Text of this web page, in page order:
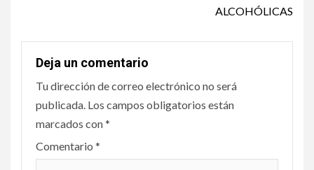
ALCOHÓLICAS
Deja un comentario
Tu dirección de correo electrónico no será
publicada. Los campos obligatorios están
marcados con*
Comentario *